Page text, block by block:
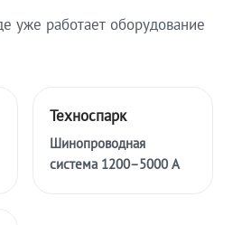
уже работает оборудование
Техноспарк
Шинопроводная
система 1200–5000 А